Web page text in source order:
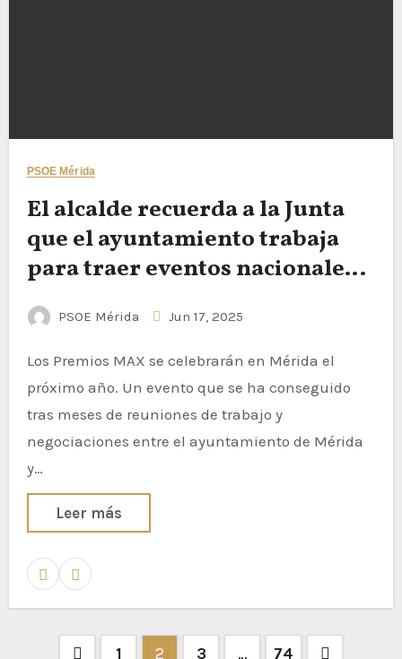
PSOE Mérida
El alcalde recuerda a la Junta
que el ayuntamiento trabaja
para traer eventos nacionales e
internacionales a Mérida
“porque ellos han decidido no
traer nada a la capital
extremeña”
PSOE Mérida Jun 17, 2025
Los Premios MAX se celebrarán en Mérida el
próximo año. Un evento que se ha conseguido
tras meses de reuniones de trabajo y
negociaciones entre el ayuntamiento de Mérida
y…
Leer más
1 2 3 … 74